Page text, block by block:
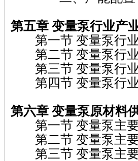
第五章 变量泵行业产
第一节 变量泵行业
第二节 变量泵行业
第三节 变量泵行业
第四节 变量泵行业
第六章 变量泵原材料
第一节 变量泵主要
第二节 变量泵主要
第三节 变量泵主要